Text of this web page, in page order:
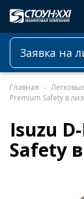
Заявка на
Главная
Premium Safety в
Isuzu
Safety